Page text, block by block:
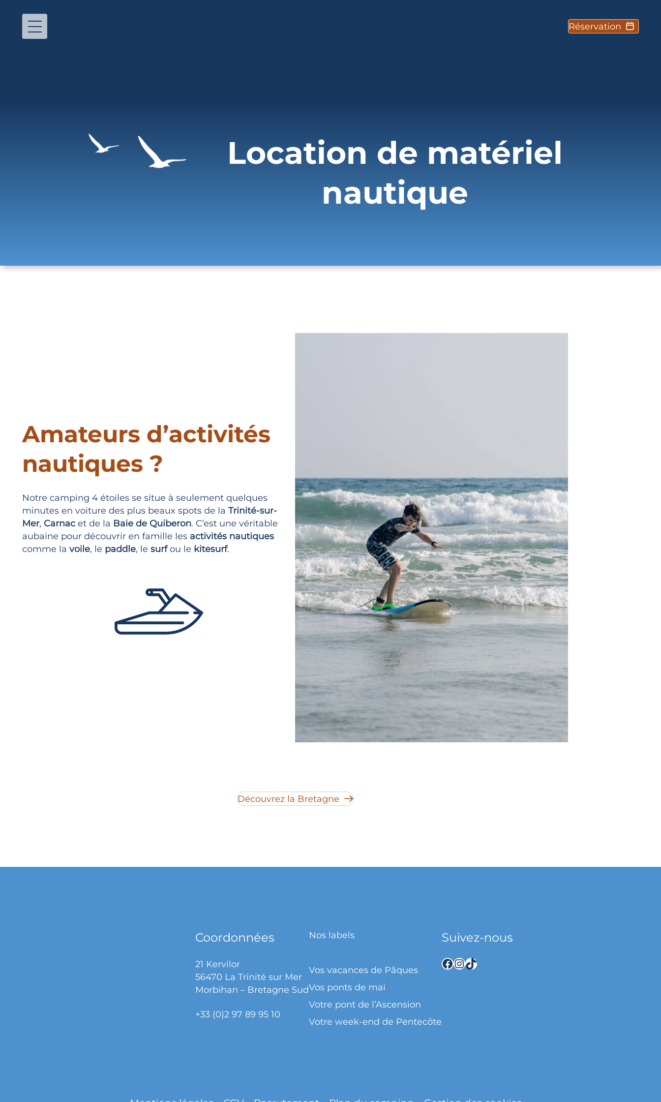
Réservation
Location de matériel
nautique
Amateurs d’activités
nautiques ?
Notre camping 4 étoiles se situe à seulement quelques
minutes en voiture des plus beaux spots de la Trinité-sur-
Mer, Carnac et de la Baie de Quiberon. C’est une véritable
aubaine pour découvrir en famille les activités nautiques
comme la voile, le paddle, le surfou le kitesurf.
Découvrez la Bretagne
Coordonnées
21 Kervilor
56470 La Trinité sur Mer
Morbihan – Bretagne Sud
+33 (0)2 97 89 95 10
Nos labels
Vos vacances de Pâques
Vos ponts de mai
Votre pont de l’Ascension
Votre week-end de Pentecôte
Suivez-nous
Facebook InstagramTikTok